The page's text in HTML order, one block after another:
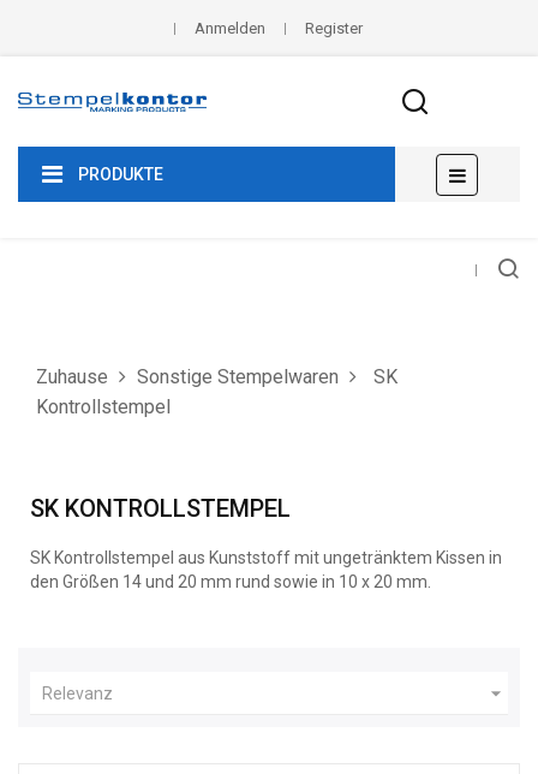
Anmelden Register
PRODUKTE
der
☰
Zuhause Sonstige Stempelwaren
SK
Kontrollstempel
SK KONTROLLSTEMPEL
SK Kontrollstempel aus Kunststoff mit ungetränktem Kissen in
den Größen 14 und 20 mm rund sowie in 10 x 20 mm.
Relevanz 